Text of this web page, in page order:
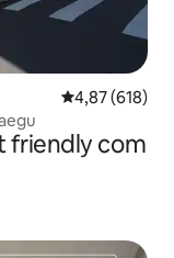
4,87 de uma
4,87 (618)
friendly com